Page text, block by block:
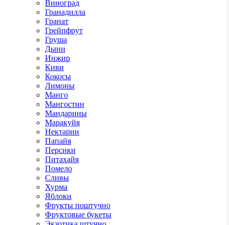
Виноград
Гранадилла
Гранат
Грейпфрут
Груша
Дыни
Инжир
Киви
Кокосы
Лимоны
Манго
Мангостин
Мандарины
Маракуйя
Нектарин
Папайя
Персики
Питахайя
Помело
Сливы
Хурма
Яблоки
Фрукты поштучно
Фруктовые букеты